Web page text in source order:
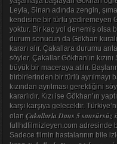
Leyla, Sinan adında zengin,
kendisine bir türlü yediremeyen
yoktur. Bir kaç yol denemiş olsa
durum sonucun da Gökhan
kararı alır. Çakallara durumu
söyler. Çakallar Gökhan’ın
büyük bir maceraya atılır.
birbirlerinden bir türlü ayrılmayı
kızından ayrılması gerektiğini
kararlıdır. Kızı ise Gökhan’ın
karşı karşıya gelecektir.
olan Çakallarla Dans 5 sansürsüz
fullhdfilmizleyen.com adresinde
Sadece filmin hastalarının bile